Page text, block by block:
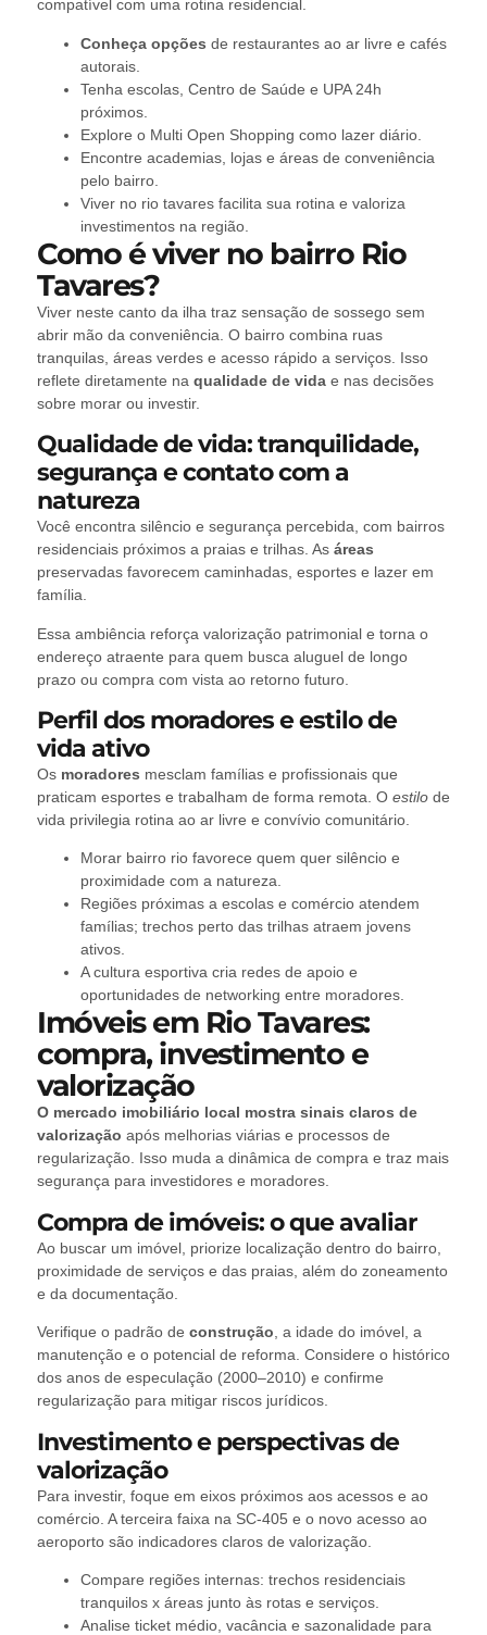
compatível com uma rotina residencial.
Conheça opções de restaurantes ao ar livre e cafés
autorais.
Tenha escolas, Centro de Saúde e UPA 24h
próximos.
Explore o Multi Open Shopping como lazer diário.
Encontre academias, lojas e áreas de conveniência
pelo bairro.
Viver no rio tavares facilita sua rotina e valoriza
investimentos na região.
Como é viver no bairro Rio
Tavares?
Viver neste canto da ilha traz sensação de sossego sem
abrir mão da conveniência. O bairro combina ruas
tranquilas, áreas verdes e acesso rápido a serviços. Isso
reflete diretamente na qualidade de vida e nas decisões
sobre morar ou investir.
Qualidade de vida: tranquilidade,
segurança e contato com a
natureza
Você encontra silêncio e segurança percebida, com bairros
residenciais próximos a praias e trilhas. As áreas
preservadas favorecem caminhadas, esportes e lazer em
família.
Essa ambiência reforça valorização patrimonial e torna o
endereço atraente para quem busca aluguel de longo
prazo ou compra com vista ao retorno futuro.
Perfil dos moradores e estilo de
vida ativo
Os moradores mesclam famílias e profissionais que
praticam esportes e trabalham de forma remota. O estilo de
vida privilegia rotina ao ar livre e convívio comunitário.
Morar bairro rio favorece quem quer silêncio e
proximidade com a natureza.
Regiões próximas a escolas e comércio atendem
famílias; trechos perto das trilhas atraem jovens
ativos.
A cultura esportiva cria redes de apoio e
oportunidades de networking entre moradores.
Imóveis em Rio Tavares:
compra, investimento e
valorização
O mercado imobiliário local mostra sinais claros de
valorização após melhorias viárias e processos de
regularização. Isso muda a dinâmica de compra e traz mais
segurança para investidores e moradores.
Compra de imóveis: o que avaliar
Ao buscar um imóvel, priorize localização dentro do bairro,
proximidade de serviços e das praias, além do zoneamento
e da documentação.
Verifique o padrão de construção , a idade do imóvel, a
manutenção e o potencial de reforma. Considere o histórico
dos anos de especulação (2000–2010) e confirme
regularização para mitigar riscos jurídicos.
Investimento e perspectivas de
valorização
Para investir, foque em eixos próximos aos acessos e ao
comércio. A terceira faixa na SC-405 e o novo acesso ao
aeroporto são indicadores claros de valorização.
Compare regiões internas: trechos residenciais
tranquilos x áreas junto às rotas e serviços.
Analise ticket médio, vacância e sazonalidade para